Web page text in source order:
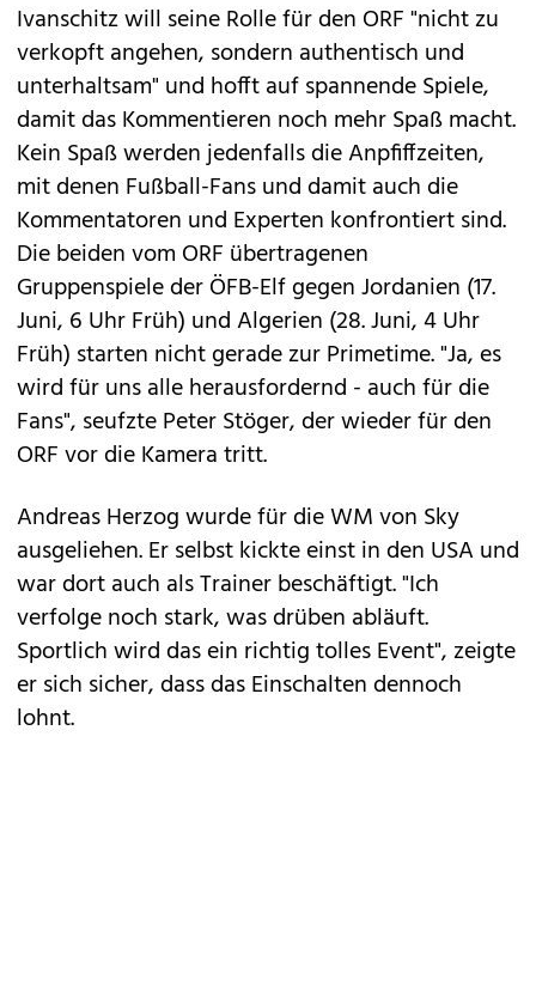
Ivanschitz will seine Rolle für den ORF "nicht zu
verkopft angehen, sondern authentisch und
unterhaltsam" und hofft auf spannende Spiele,
damit das Kommentieren noch mehr Spaß macht.
Kein Spaß werden jedenfalls die Anpfiffzeiten,
mit denen Fußball-Fans und damit auch die
Kommentatoren und Experten konfrontiert sind.
Die beiden vom ORF übertragenen
Gruppenspiele der ÖFB-Elf gegen Jordanien (17.
Juni, 6 Uhr Früh) und Algerien (28. Juni, 4 Uhr
Früh) starten nicht gerade zur Primetime. "Ja, es
wird für uns alle herausfordernd - auch für die
Fans", seufzte Peter Stöger, der wieder für den
ORF vor die Kamera tritt.
Andreas Herzog wurde für die WM von Sky
ausgeliehen. Er selbst kickte einst in den USA und
war dort auch als Trainer beschäftigt. "Ich
verfolge noch stark, was drüben abläuft.
Sportlich wird das ein richtig tolles Event", zeigte
er sich sicher, dass das Einschalten dennoch
lohnt.